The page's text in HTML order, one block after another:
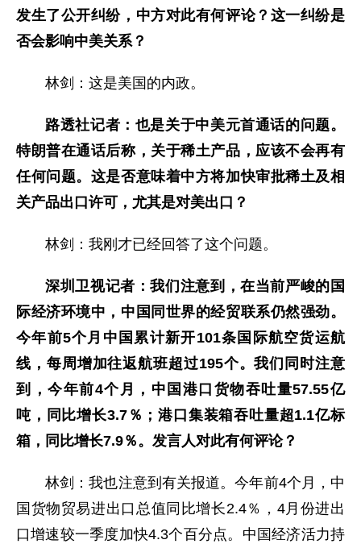
发生了公开纠纷，中方对此有何评论？这一纠纷是
否会影响中美关系？
林剑：这是美国的内政。
路透社记者：也是关于中美元首通话的问题。
特朗普在通话后称，关于稀土产品，应该不会再有
任何问题。这是否意味着中方将加快审批稀土及相
关产品出口许可，尤其是对美出口？
林剑：我刚才已经回答了这个问题。
深圳卫视记者：我们注意到，在当前严峻的国
际经济环境中，中国同世界的经贸联系仍然强劲。
今年前5个月中国累计新开101条国际航空货运航
线，每周增加往返航班超过195个。我们同时注意
到，今年前4个月，中国港口货物吞吐量57.55亿
吨，同比增长3.7％；港口集装箱吞吐量超1.1亿标
箱，同比增长7.9％。发言人对此有何评论？
林剑：我也注意到有关报道。今年前4个月，中
国货物贸易进出口总值同比增长2.4％，4月份进出
口增速较一季度加快4.3个百分点。中国经济活力持